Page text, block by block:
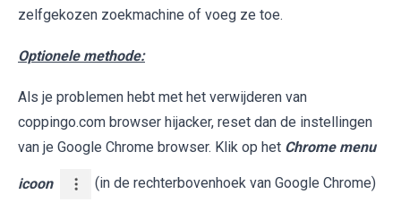
zelfgekozen zoekmachine of voeg ze toe.
Optionele methode:
Als je problemen hebt met het verwijderen van
coppingo.com browser hijacker, reset dan de instellingen
van je Google Chrome browser. Klik op het Chrome menu
icoon (in de rechterbovenhoek van Google Chrome)